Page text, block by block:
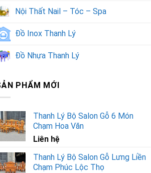
Nội Thất Nail – Tóc – Spa
Đồ Inox Thanh Lý
Đồ Nhựa Thanh Lý
PHẨM MỚI
Thanh Lý Bộ Salon Gỗ 6 Món
Chạm Hoa Văn
Liên hệ
Thanh Lý Bộ Salon Gỗ Lưng Liền
Chạm Phúc Lộc Thọ